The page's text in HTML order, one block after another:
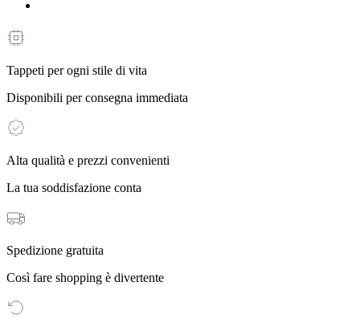
Tappeti per ogni stile di vita
Disponibili per consegna immediata
Alta qualità e prezzi convenienti
La tua soddisfazione conta
Spedizione gratuita
Così fare shopping è divertente